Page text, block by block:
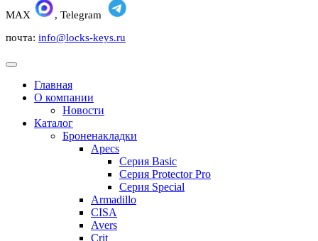
MAX
, Telegram
почта: info@locks-keys.ru
Главная
О компании
Новости
Каталог
Броненакладки
Apecs
Серия Basic
Серия Protector Pro
Серия Special
Armadillo
CISA
Avers
Crit